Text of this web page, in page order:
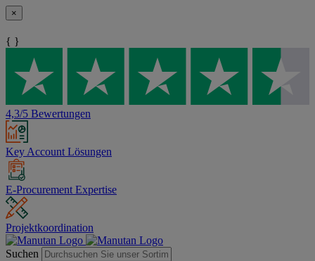
×
{ }
4,3/5 Bewertungen
Key Account Lösungen
E-Procurement Expertise
Projektkoordination
Suchen